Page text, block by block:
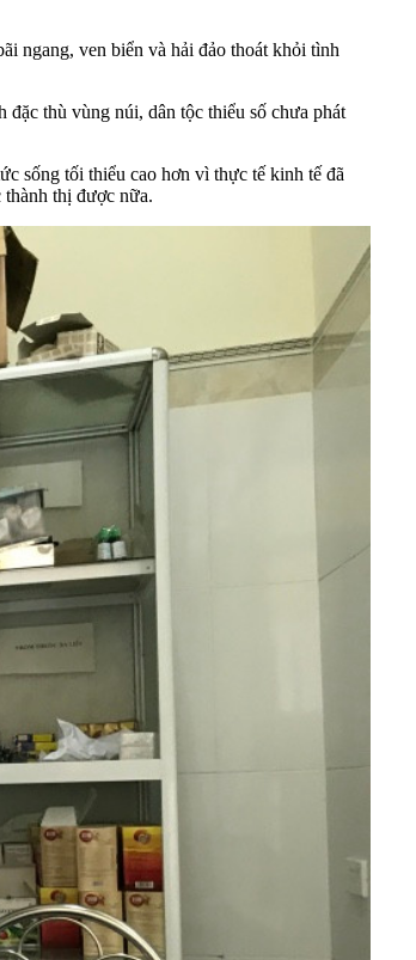
ngang, ven biển và hải đảo thoát khỏi tình
thù vùng núi, dân tộc thiểu số chưa phát
sống tối thiểu cao hơn vì thực tế kinh tế đã
thị được nữa.